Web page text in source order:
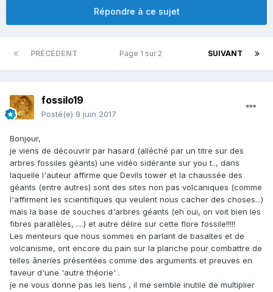
Répondre à ce sujet
PRÉCÉDENT SUIVANT
Page 1 sur 2
fossilo19
Posté(e) 9 juin 2017
Bonjour,
je viens de découvrir par hasard (alléché par un titre sur des
arbres fossiles géants) une vidéo sidérante sur you t.., dans
laquelle l'auteur affirme que Devils tower et la chaussée des
géants (entre autres) sont des sites non pas volcaniques (comme
l'affirment les scientifiques qui veulent nous cacher des choses...)
mais la base de souches d'arbres géants (eh oui, on voit bien les
fibres parallèles, ....) et autre délire sur cette flore fossile!!!!!
Les menteurs que nous sommes en parlant de basaltes et de
volcanisme, ont encore du pain sur la planche pour combattre de
telles âneries présentées comme des arguments et preuves en
faveur d'une 'autre théorie' .
je ne vous donne pas les liens , il me semble inutile de multiplier